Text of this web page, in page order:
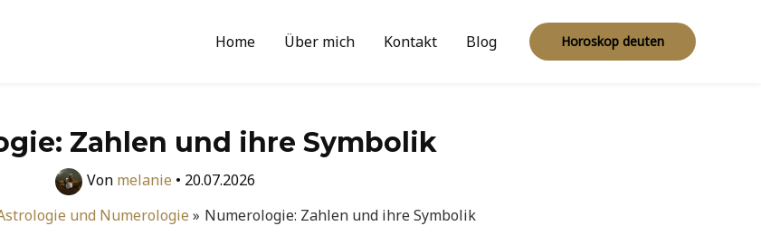
Home Über mich Kontakt Blog Horoskop deuten
Zahlen und ihre Symbolik
Von melanie • 20.07.2026
und Numerologie Numerologie: Zahlen und ihre Symbolik